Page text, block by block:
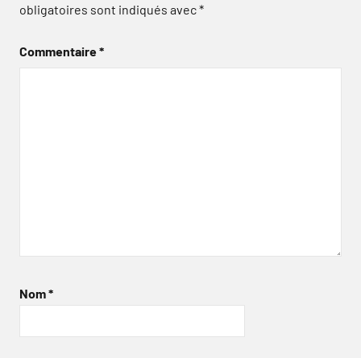
obligatoires sont indiqués avec*
Commentaire*
Nom*